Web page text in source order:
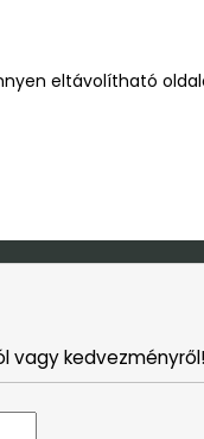
eltávolítható
vagy kedvezményről!